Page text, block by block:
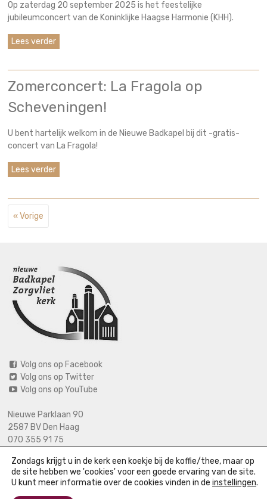
Op zaterdag 20 september 2025 is het feestelijke
jubileumconcert van de Koninklijke Haagse Harmonie (KHH).
Lees verder
Zomerconcert: La Fragola op
Scheveningen!
U bent hartelijk welkom in de Nieuwe Badkapel bij dit -gratis-
concert van La Fragola!
Lees verder
« Vorige
Volg ons op Facebook
Volg ons op Twitter
Volg ons op YouTube
Nieuwe Parklaan 90
2587 BV Den Haag
070 355 91 75
06 2125 2720 (bij calamiteiten)
info@nieuwebadkapel.nl
Zondags krijgt u in de kerk een koekje bij de koffie/thee, maar op
de site hebben we 'cookies' voor een goede ervaring van de site.
U kunt meer informatie over de cookies vinden in de instellingen.